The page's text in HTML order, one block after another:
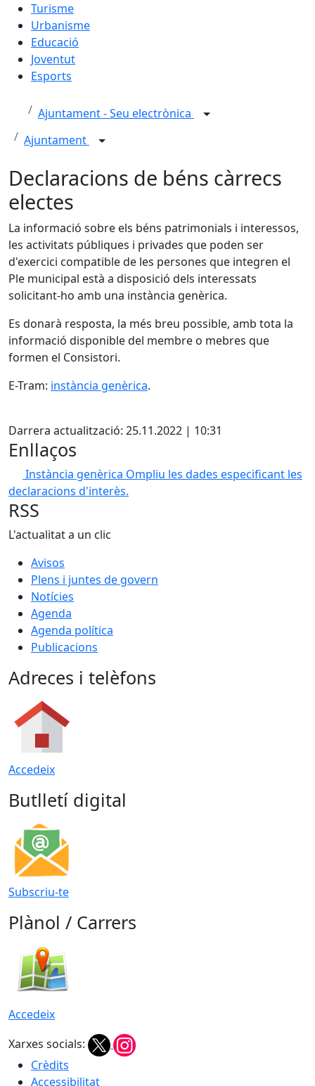
Turisme
Urbanisme
Educació
Joventut
Esports
Ajuntament - Seu electrònica
Ajuntament
Declaracions de béns càrrecs
electes
La informació sobre els béns patrimonials i interessos,
les activitats públiques i privades que poden ser
d'exercici compatible de les persones que integren el
Ple municipal està a disposició dels interessats
solicitant-ho amb una instància genèrica.
Es donarà resposta, la més breu possible, amb tota la
informació disponible del membre o mebres que
formen el Consistori.
E-Tram: instància genèrica.
Darrera actualització: 25.11.2022 | 10:31
Enllaços
Instància genèrica Ompliu les dades especificant les
declaracions d'interès.
RSS
L'actualitat a un clic
Avisos
Plens i juntes de govern
Notícies
Agenda
Agenda política
Publicacions
Adreces i telèfons
Accedeix
Butlletí digital
Subscriu-te
Plànol / Carrers
Accedeix
Xarxes socials:
Crèdits
Accessibilitat